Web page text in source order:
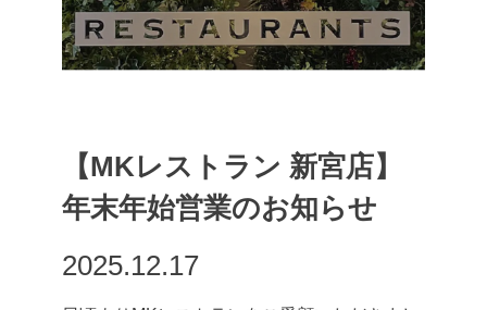
【MKレストラン 新宮店】
年末年始営業のお知らせ
2025.12.17